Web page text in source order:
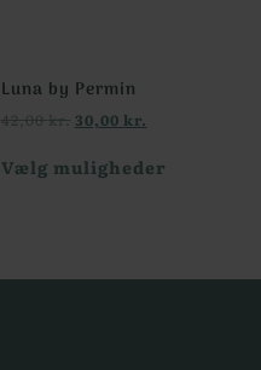
Luna by Permin
42,00kr. 30,00 kr.
Vælg muligheder